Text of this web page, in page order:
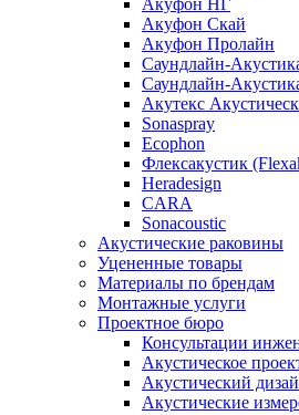
Акуфон НГ
Акуфон Скай
Акуфон Пролайн
Саундлайн-
Саундлайн-
Акутекс
Sonaspray
Ecophon
Флексакустик
Heradesign
CARA
Sonacoustic
Акустические раковины
Уцененные товары
Материалы по брендам
Монтажные услуги
Проектное бюро
Консультации
Акустическое
Акустический
Акустические